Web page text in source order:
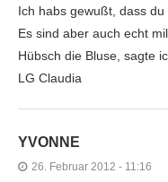
Ich habs gewußt, dass
Es sind aber auch echt
Hübsch die Bluse, sagte
LG Claudia
YVONNE
26. Februar 2012 - 11:16